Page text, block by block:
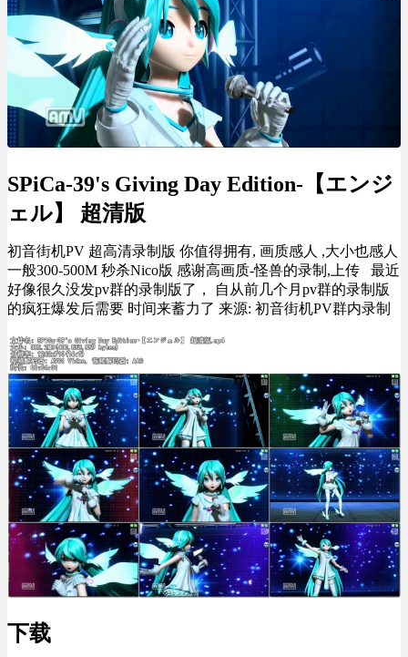
SPiCa-39's Giving Day Edition-【エンジ
ェル】 超清版
初音街机PV 超高清录制版 你值得拥有, 画质感人 ,大小也感人
一般300-500M 秒杀Nico版 感谢高画质-怪兽的录制,上传 最近
好像很久没发pv群的录制版了， 自从前几个月pv群的录制版
的疯狂爆发后需要 时间来蓄力了 来源: 初音街机PV群内录制
下载